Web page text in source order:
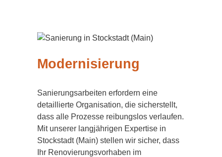
Modernisierung
Sanierungsarbeiten erfordern eine
detaillierte Organisation, die sicherstellt,
dass alle Prozesse reibungslos verlaufen.
Mit unserer langjährigen Expertise in
Stockstadt (Main) stellen wir sicher, dass
Ihr Renovierungsvorhaben im